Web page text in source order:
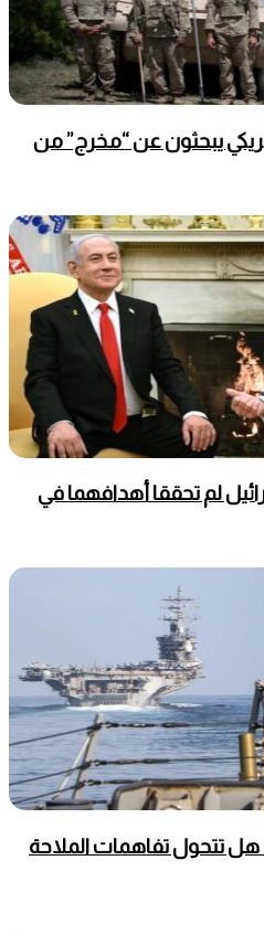
يبحثون عن “مخرج” من
لم تحققا أهدافهما في
تتحول تفاهمات الملاحة